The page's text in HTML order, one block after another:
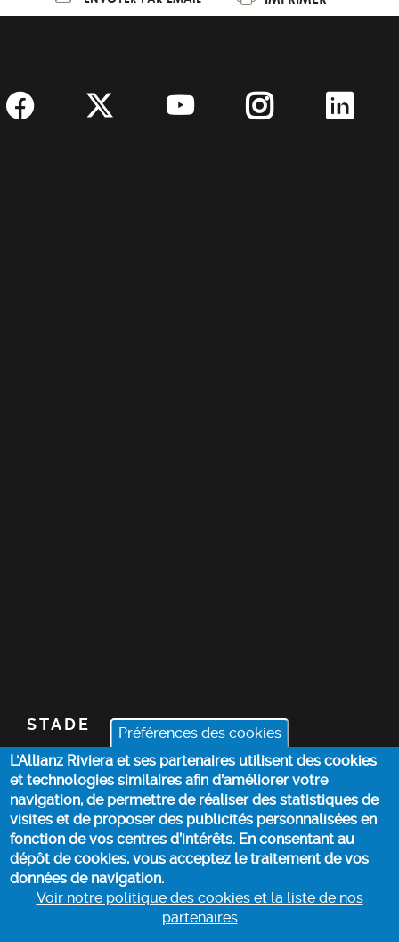
Préférences des cookies
L'Allianz Riviera et ses partenaires utilisent des cookies
et technologies similaires afin d’améliorer votre
navigation, de permettre de réaliser des statistiques de
visites et de proposer des publicités personnalisées en
fonction de vos centres d’intérêts. En consentant au
dépôt de cookies, vous acceptez le traitement de vos
données de navigation.
Voir notre politique des cookies et la liste de nos
partenaires
STADE
BILLETTERIE
ACTUALITÉS
INFOS PRATIQUES